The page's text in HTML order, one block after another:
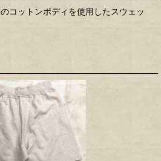
コットンボディを使用したスウェッ